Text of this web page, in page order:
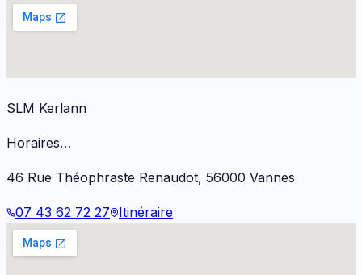
SLM Kerlann
Horaires…
46 Rue Théophraste Renaudot, 56000 Vannes
07 43 62 72 27 Itinéraire